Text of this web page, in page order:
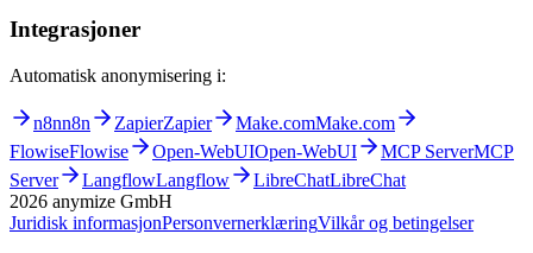
Integrasjoner
Automatisk anonymisering i:
n8nn8n ZapierZapier Make.comMake.com
FlowiseFlowise Open-WebUIOpen-WebUI MCP ServerMCP
Server
LangflowLangflow LibreChatLibreChat
2026 anymize GmbH
Juridisk informasjonPersonvernerklæringVilkår og betingelser